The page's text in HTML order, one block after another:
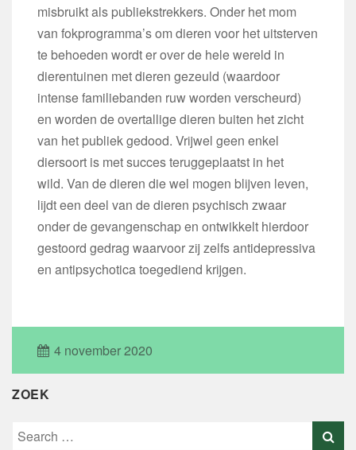
misbruikt als publiekstrekkers. Onder het mom
van fokprogramma’s om dieren voor het uitsterven
te behoeden wordt er over de hele wereld in
dierentuinen met dieren gezeuld (waardoor
intense familiebanden ruw worden verscheurd)
en worden de overtallige dieren buiten het zicht
van het publiek gedood. Vrijwel geen enkel
diersoort is met succes teruggeplaatst in het
wild. Van de dieren die wel mogen blijven leven,
lijdt een deel van de dieren psychisch zwaar
onder de gevangenschap en ontwikkelt hierdoor
gestoord gedrag waarvoor zij zelfs antidepressiva
en antipsychotica toegediend krijgen.
4 november 2020
ZOEK
Search